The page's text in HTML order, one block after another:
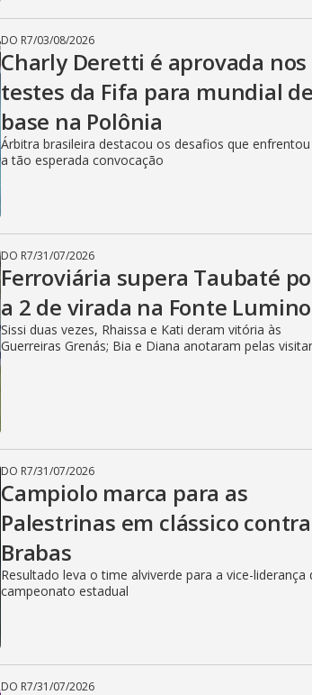
DO R7/03/08/2026
Charly Deretti é aprovada nos
testes da Fifa para mundial de
base na Polônia
Árbitra brasileira destacou os desafios que
a tão esperada convocação
DO R7/31/07/2026
Ferroviária supera Taubaté
a 2 de virada na Fonte
Sissi duas vezes, Rhaissa e Kati deram vitória às
Guerreiras Grenás; Bia e Diana anotaram pelas
DO R7/31/07/2026
Campiolo marca para as
Palestrinas em clássico
Brabas
Resultado leva o time alviverde para a vice-liderança
campeonato estadual
DO R7/31/07/2026